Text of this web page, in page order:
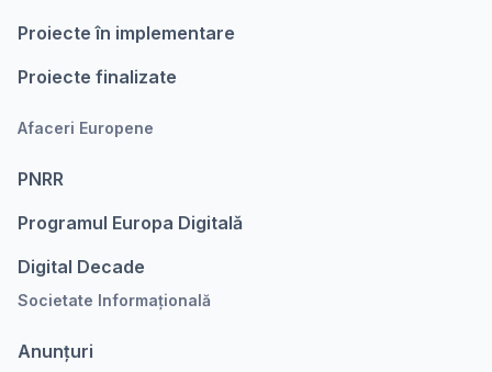
Proiecte în implementare
Proiecte finalizate
Afaceri Europene
PNRR
Programul Europa Digitalǎ
Digital Decade
Societate Informațională
Anunțuri